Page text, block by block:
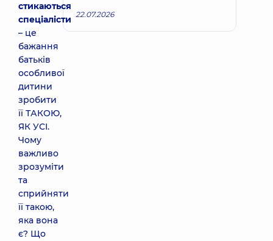
стикаються
спеціалісти
– це
бажання
батьків
особливої
дитини
зробити
її ТАКОЮ,
ЯК УСІ.
Чому
важливо
зрозуміти
та
сприйняти
її такою,
яка вона
є? Що
22.07.2026